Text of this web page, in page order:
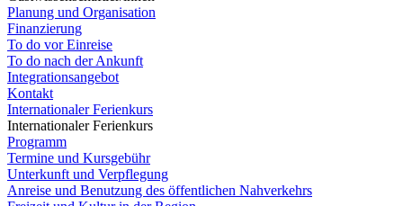
Planung und Organisation
Finanzierung
To do vor Einreise
To do nach der Ankunft
Integrationsangebot
Kontakt
Internationaler Ferienkurs
Internationaler Ferienkurs
Programm
Termine und Kursgebühr
Unterkunft und Verpflegung
Anreise und Benutzung des öffentlichen Nahverkehrs